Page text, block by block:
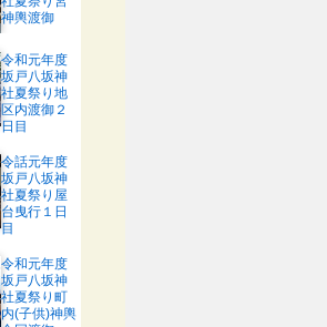
神輿渡御
令和元年度
坂戸八坂神
社夏祭り地
区内渡御２
日目
令話元年度
坂戸八坂神
社夏祭り屋
台曳行１日
目
令和元年度
坂戸八坂神
社夏祭り町
内(子供)神輿